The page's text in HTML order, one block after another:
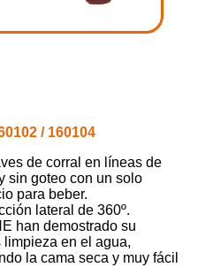
/ 160104
de corral en líneas de
sin goteo con un solo
para beber.
lateral de 360º.
han demostrado su
en el agua,
la cama seca y muy fácil